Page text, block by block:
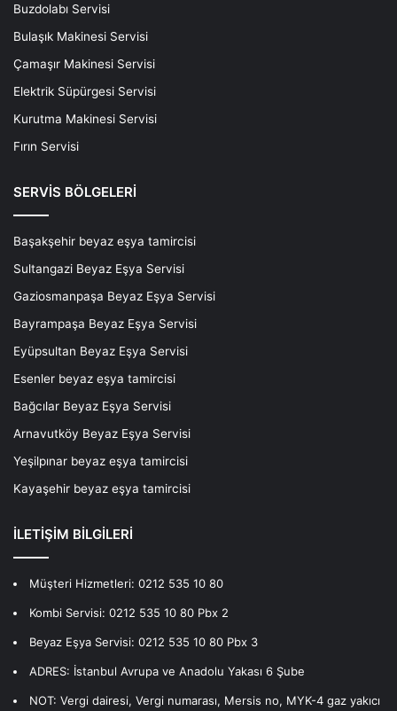
Buzdolabı Servisi
Bulaşık Makinesi Servisi
Çamaşır Makinesi Servisi
Elektrik Süpürgesi Servisi
Kurutma Makinesi Servisi
Fırın Servisi
SERVİS BÖLGELERİ
Başakşehir beyaz eşya tamircisi
Sultangazi Beyaz Eşya Servisi
Gaziosmanpaşa Beyaz Eşya Servisi
Bayrampaşa Beyaz Eşya Servisi
Eyüpsultan Beyaz Eşya Servisi
Esenler beyaz eşya tamircisi
Bağcılar Beyaz Eşya Servisi
Arnavutköy Beyaz Eşya Servisi
Yeşilpınar beyaz eşya tamircisi
Kayaşehir beyaz eşya tamircisi
İLETİŞİM BİLGİLERİ
Müşteri Hizmetleri: 0212 535 10 80
Kombi Servisi: 0212 535 10 80 Pbx 2
Beyaz Eşya Servisi: 0212 535 10 80 Pbx 3
ADRES: İstanbul Avrupa ve Anadolu Yakası 6 Şube
NOT: Vergi dairesi, Vergi numarası, Mersis no, MYK-4 gaz yakıcı